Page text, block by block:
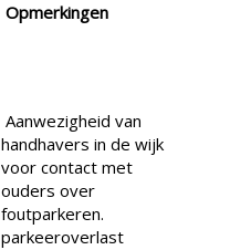
Opmerkingen
Aanwezigheid van
handhavers in de wijk
voor contact met
ouders over
foutparkeren.
parkeeroverlast